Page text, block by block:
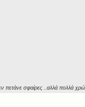
πετάνε σφαίρες ..αλλά πολλά